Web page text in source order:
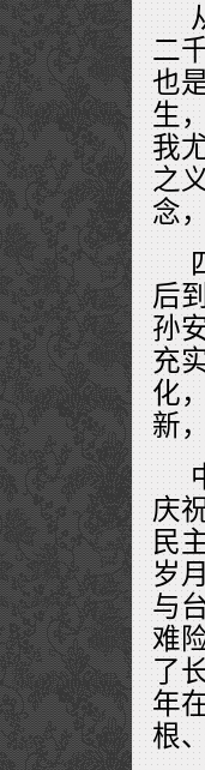
二
也
生
我
之
念
后
孙
充
化
新
庆
民
岁
与
难
了
年
根